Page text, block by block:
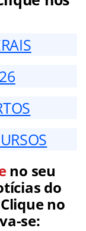
no seu
do
no
se: